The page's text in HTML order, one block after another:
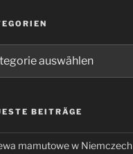
BEITRÄGE
mamutowe w Niemczech